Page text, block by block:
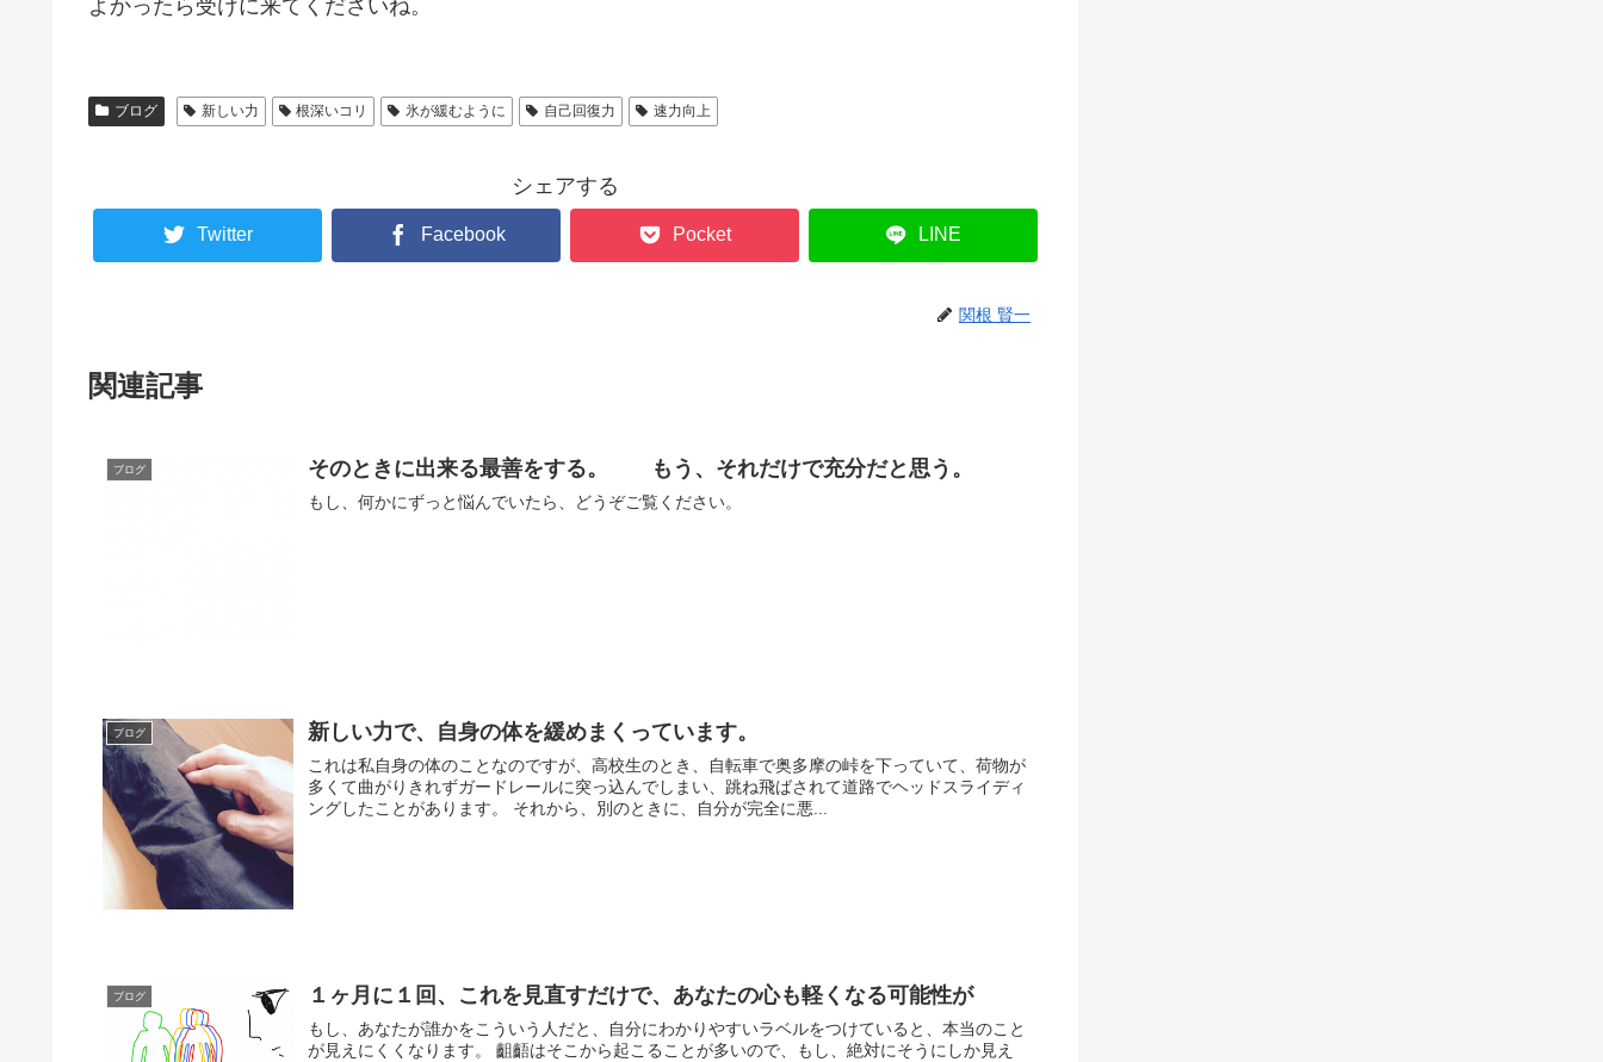
よかったら受けに来てくださいね。
ブログ 新しい力 根深いコリ 氷が緩むように 自己回復力 速力向上
シェアする
Twitter Facebook Pocket LINE
関根 賢一
関連記事
ブログ そのときに出来る最善をする。 もう、それだけで充分だと思う。
もし、何かにずっと悩んでいたら、どうぞご覧ください。
ブログ 新しい力で、自身の体を緩めまくっています。
これは私自身の体のことなのですが、高校生のとき、自転車で奥多摩の峠を下っていて、荷物が
多くて曲がりきれずガードレールに突っ込んでしまい、跳ね飛ばされて道路でヘッドスライディ
ングしたことがあります。 それから、別のときに、自分が完全に悪...
ブログ １ヶ月に１回、これを見直すだけで、あなたの心も軽くなる可能性が
もし、あなたが誰かをこういう人だと、自分にわかりやすいラベルをつけていると、本当のこと
が見えにくくなります。 齟齬はそこから起こることが多いので、もし、絶対にそうにしか見え